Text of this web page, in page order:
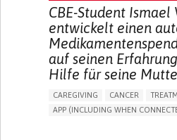
CBE-Student Ismael
entwickelt einen
auf seinen
Hilfe für seine
CAREGIVING CANCER
APP (INCLUDING WHEN